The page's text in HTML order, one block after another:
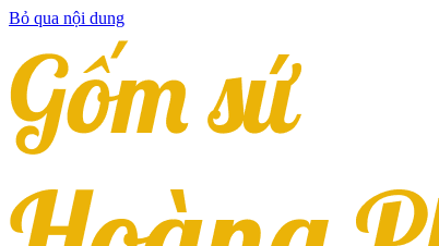
Bỏ qua nội dung